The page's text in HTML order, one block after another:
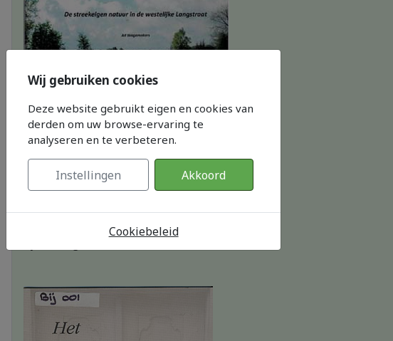
Bewaar het land
Wij gebruiken cookies
Deze website gebruikt eigen en cookies van
derden om uw browse-ervaring te
analyseren en te verbeteren.
Instellingen Akkoord
Cookiebeleid